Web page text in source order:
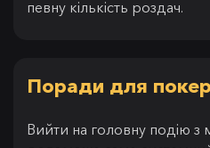
певну кількість роздач.
Поради для
Вийти на головну подію